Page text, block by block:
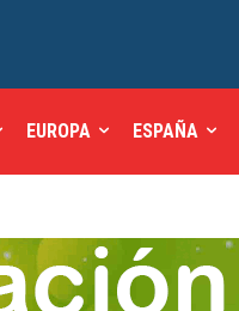
EUROPA ESPAÑA